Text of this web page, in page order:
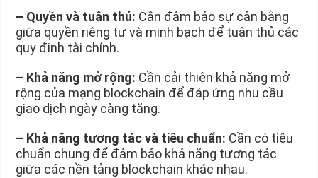
– Quyền và tuân thủ: Cần đảm bảo sự cân bằng
giữa quyền riêng tư và minh bạch để tuân thủ các
quy định tài chính.
– Khả năng mở rộng: Cần cải thiện khả năng mở
rộng của mạng blockchain để đáp ứng nhu cầu
giao dịch ngày càng tăng.
– Khả năng tương tác và tiêu chuẩn: Cần có tiêu
chuẩn chung để đảm bảo khả năng tương tác
giữa các nền tảng blockchain khác nhau.